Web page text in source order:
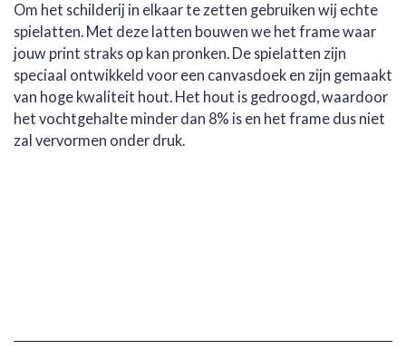
Om het schilderij in elkaar te zetten gebruiken wij echte
spielatten. Met deze latten bouwen we het frame waar
jouw print straks op kan pronken. De spielatten zijn
speciaal ontwikkeld voor een canvasdoek en zijn gemaakt
van hoge kwaliteit hout. Het hout is gedroogd, waardoor
het vochtgehalte minder dan 8% is en het frame dus niet
zal vervormen onder druk.